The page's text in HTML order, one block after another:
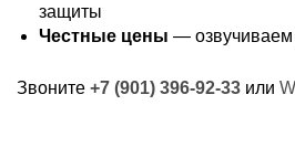
защиты
Честные цены — озвучиваем
Звоните +7 (901) 396-92-33 или